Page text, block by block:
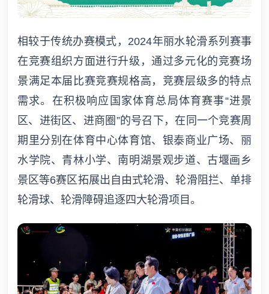
相较于传统办赛模式，2024年丽水轮滑系列赛事
在竞赛组织方面进行升级，通过多元化的竞赛场
景满足本届比赛竞赛规格高，竞赛层级多的特点
需求。在积极响应国家体育总局体育赛事“进景
区、进街区、进商圈”的号召下，在同一个竞赛周
期里分别在体育中心体育馆、银泰商业广场、丽
水学院、青林小学、南明湖景观步道、古堰画乡
景区等6赛区拓展出自由式轮滑、轮滑阻拦、单排
轮滑球、轮滑障碍追逐四大轮滑项目。